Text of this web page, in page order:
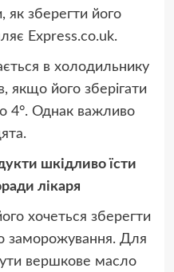
як зберегти його
Express.co.uk.
в холодильнику
якщо його зберігати
4°. Однак важливо
шкідливо їсти
лікаря
хочеться зберегти
заморожування. Для
вершкове масло